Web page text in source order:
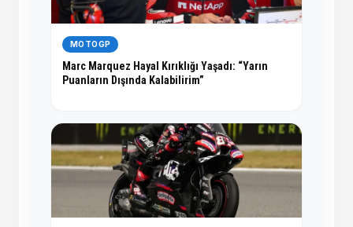
MOTOGP
Marc Marquez Hayal Kırıklığı Yaşadı: “Yarın
Puanların Dışında Kalabilirim”